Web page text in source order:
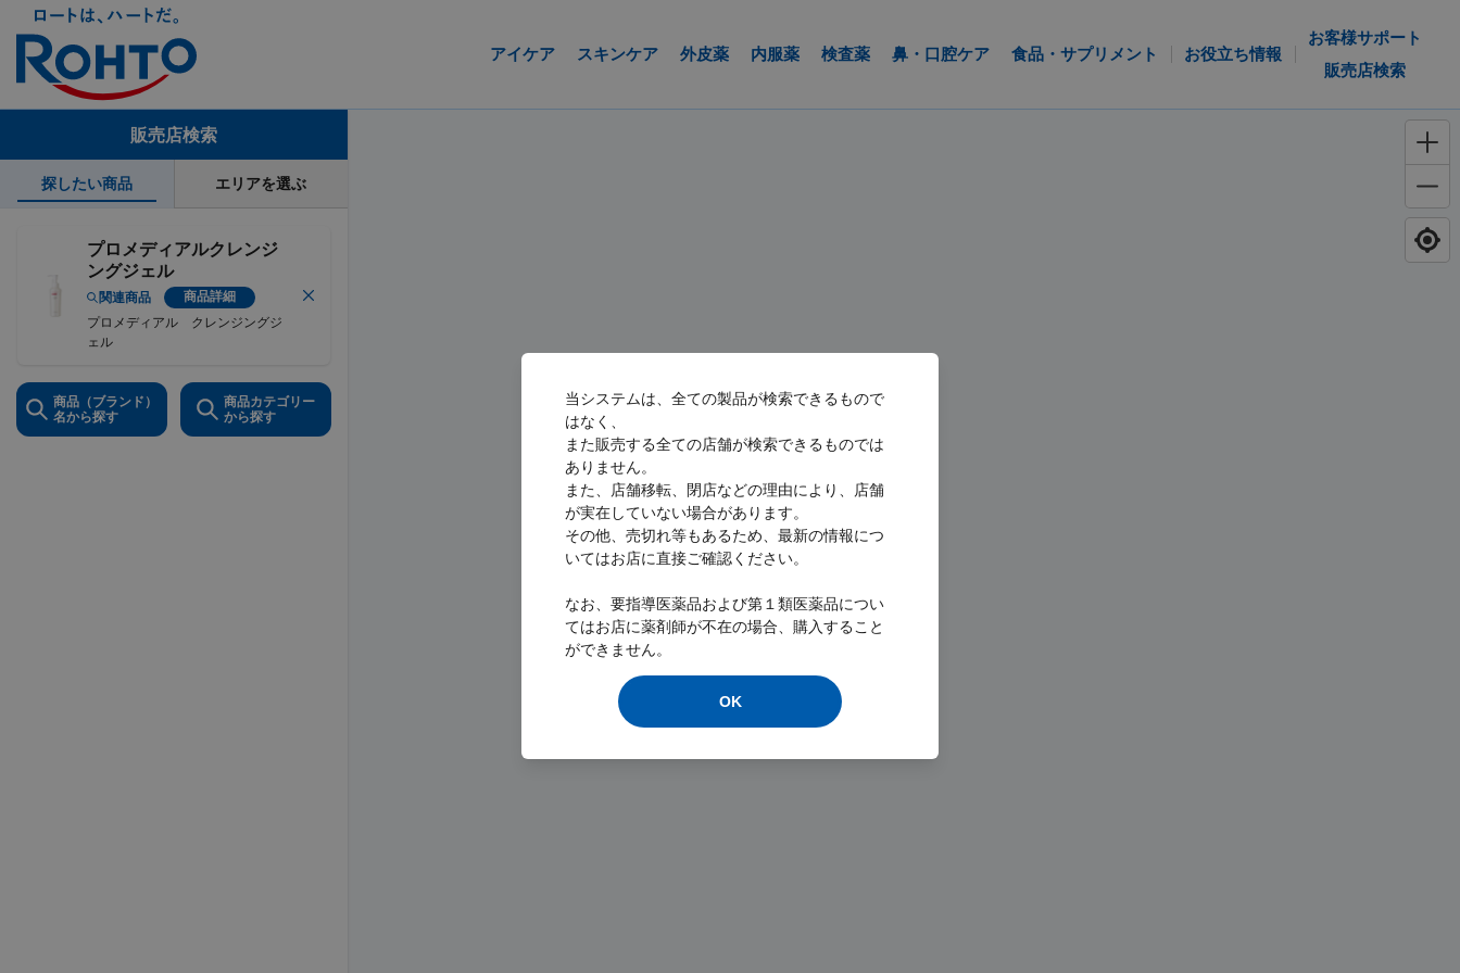
アイケア スキンケア 外皮薬 内服薬 検査薬 鼻・口腔ケア 食品・サプリメント お役立ち情報
お客様サポート
販売店検索
販売店検索
探したい商品 エリアを選ぶ
プロメディアルクレンジ
ングジェル
関連商品
商品詳細
プロメディアル クレンジングジ
ェル
商品（ブランド）
名から探す
商品カテゴリー
から探す
Loading...
当システムは、全ての製品が検索できるもので
はなく、
また販売する全ての店舗が検索できるものでは
ありません。
また、店舗移転、閉店などの理由により、店舗
が実在していない場合があります。
その他、売切れ等もあるため、最新の情報につ
いてはお店に直接ご確認ください。
なお、要指導医薬品および第１類医薬品につい
てはお店に薬剤師が不在の場合、購入すること
ができません。
OK